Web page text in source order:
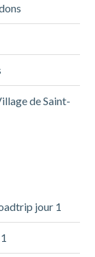
de Saint-
jour 1